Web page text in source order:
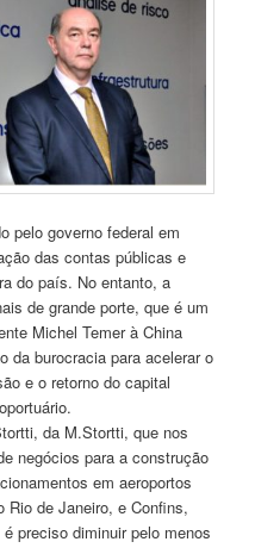
pelo governo federal em
das contas públicas e
do país. No entanto, a
de grande porte, que é um
Michel Temer à China
da burocracia para acelerar o
e o retorno do capital
da M.Stortti, que nos
negócios para a construção
em aeroportos
Rio de Janeiro, e Confins,
preciso diminuir pelo menos